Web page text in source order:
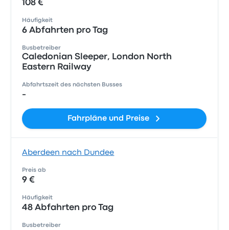
108 €
Häufigkeit
6 Abfahrten pro Tag
Busbetreiber
Caledonian Sleeper, London North
Eastern Railway
Abfahrtszeit des nächsten Busses
-
Fahrpläne und Preise
Aberdeen nach Dundee
Preis ab
9 €
Häufigkeit
48 Abfahrten pro Tag
Busbetreiber